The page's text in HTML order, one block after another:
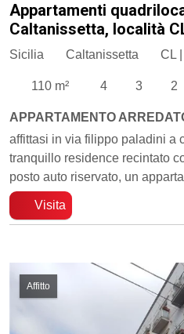
Appartamenti
Caltanissetta, località
Sicilia Caltanissetta CL
110 m² 4 3 2
APPARTAMENTO
​affittasi in via filippo paladini a
tranquillo residence recintato
posto auto riservato, un
Visita
Affitto